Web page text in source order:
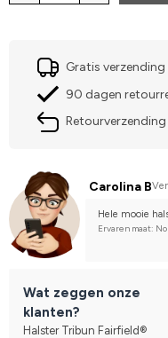
Gratis
90 dagen
Carolina B
Hele mooie
Ervaren maat:
Wat zeggen onze
klanten?
Halster Tribun Fairfield®